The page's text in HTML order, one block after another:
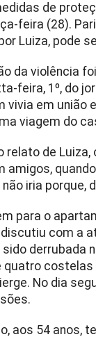
de
feira (28).
Luiza, pode
da violência
feira, 1º, do
vivia em união
viagem do
relato de
amigos,
iria porque,
para o
com a
sido derrubada
quatro
No dia
aos 54 anos,